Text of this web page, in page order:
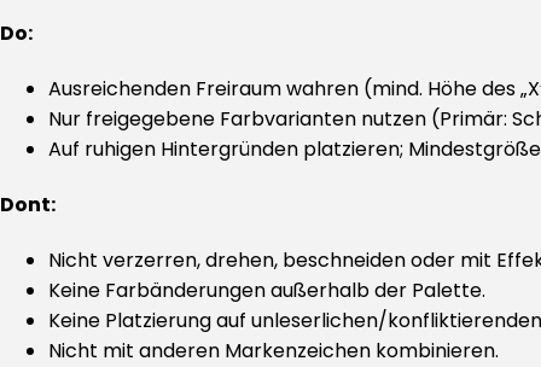
Do:
Ausreichenden Freiraum wahren (mind. Höhe des
Nur freigegebene Farbvarianten nutzen (Primär:
Auf ruhigen Hintergründen platzieren;
Dont:
Nicht verzerren, drehen, beschneiden oder mit
Keine Farbänderungen außerhalb der Palette.
Keine Platzierung auf unleserlichen/
Nicht mit anderen Markenzeichen kombinieren.